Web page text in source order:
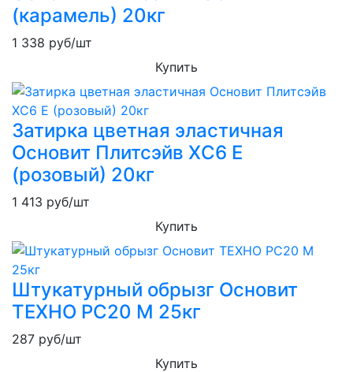
(карамель) 20кг
1 338 руб/шт
Купить
Затирка цветная эластичная
Основит Плитсэйв XC6 E
(розовый) 20кг
1 413 руб/шт
Купить
Штукатурный обрызг Основит
ТЕХНО PC20 M 25кг
287 руб/шт
Купить